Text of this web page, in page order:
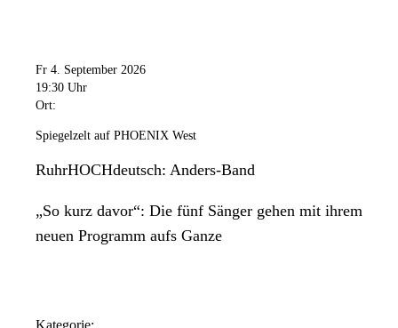
Fr 4. September 2026
19:30 Uhr
Ort:
Spiegelzelt auf PHOENIX West
RuhrHOCHdeutsch: Anders-Band
„So kurz davor“: Die fünf Sänger gehen mit ihrem
neuen Programm aufs Ganze
Kategorie: